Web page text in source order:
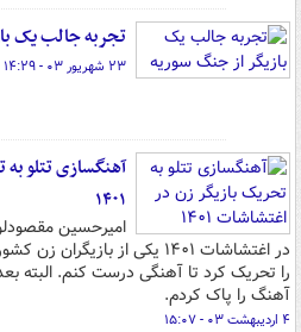
تجربه جالب یک
۲۳ شهریور ۰۳ - ۱۴:۲۹
آهنگسازی تتلو
۱۴۰۱
امیرحسین
در اغتشاشات ۱۴۰۱ یکی از
را تحریک کرد تا آهنگی درست کنم. البته
آهنگ را پاک کردم.
۴ اردیبهشت ۰۳ - ۱۵:۰۷